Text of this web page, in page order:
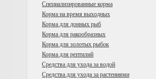
Специализированные корма
Корма на время выходных
Корма для донных рыб
Корма для ракообразных
Корма для золотых рыбок
Корма для рептилий
Средства для ухода за водой
Средства для ухода за растениями